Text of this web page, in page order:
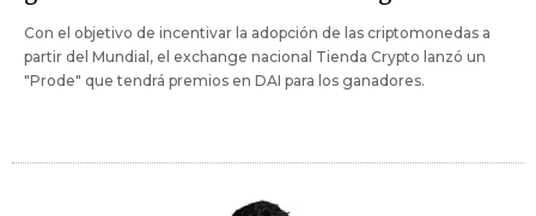
Con el objetivo de incentivar la adopción de las criptomonedas a
partir del Mundial, el exchange nacional Tienda Crypto lanzó un
"Prode" que tendrá premios en DAI para los ganadores.